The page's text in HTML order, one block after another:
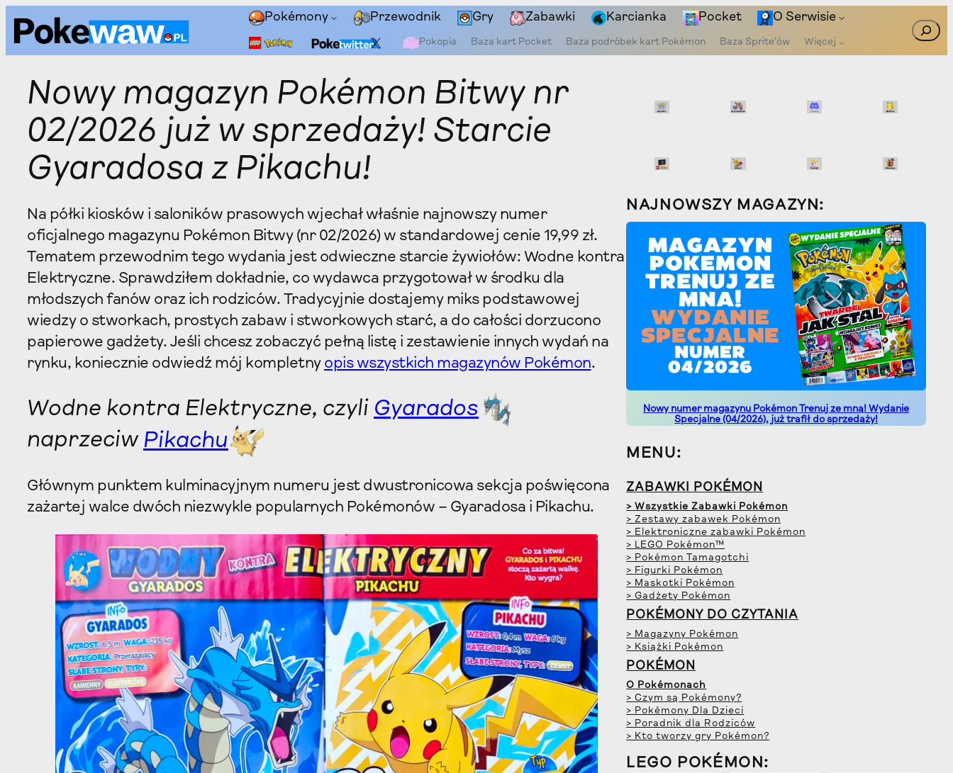
Przejdź
do
treści
Pokémony Przewodnik Gry Zabawki Karcianka Pocket O Serwisie
Pokopia Baza kart Pocket Baza podróbek kart Pokémon Baza Sprite’ów Więcej
Szukaj
Nowy magazyn Pokémon Bitwy nr
02/2026 już w sprzedaży! Starcie
Gyaradosa z Pikachu!
Na półki kiosków i saloników prasowych wjechał właśnie najnowszy numer
oficjalnego magazynu Pokémon Bitwy (nr 02/2026) w standardowej cenie 19,99 zł.
Tematem przewodnim tego wydania jest odwieczne starcie żywiołów: Wodne kontra
Elektryczne. Sprawdziłem dokładnie, co wydawca przygotował w środku dla
młodszych fanów oraz ich rodziców. Tradycyjnie dostajemy miks podstawowej
wiedzy o stworkach, prostych zabaw i stworkowych starć, a do całości dorzucono
papierowe gadżety. Jeśli chcesz zobaczyć pełną listę i zestawienie innych wydań na
rynku, koniecznie odwiedź mój kompletny opis wszystkich magazynów Pokémon.
Wodne kontra Elektryczne, czyli Gyarados
naprzeciw Pikachu
Głównym punktem kulminacyjnym numeru jest dwustronicowa sekcja poświęcona
zażartej walce dwóch niezwykle popularnych Pokémonów – Gyaradosa i Pikachu.
NAJNOWSZY MAGAZYN:
Nowy numer magazynu Pokémon Trenuj ze mną! Wydanie
Specjalne (04/2026), już trafił do sprzedaży!
MENU:
ZABAWKI POKÉMON
> Wszystkie Zabawki Pokémon
> Zestawy zabawek Pokémon
> Elektroniczne zabawki Pokémon
> LEGO Pokémon™
> Pokémon Tamagotchi
> Figurki Pokémon
> Maskotki Pokémon
> Gadżety Pokémon
POKÉMONY DO CZYTANIA
> Magazyny Pokémon
> Książki Pokémon
POKÉMON
O Pokémonach
> Czym są Pokémony?
> Pokémony Dla Dzieci
> Poradnik dla Rodziców
> Kto tworzy gry Pokémon?
LEGO POKÉMON: